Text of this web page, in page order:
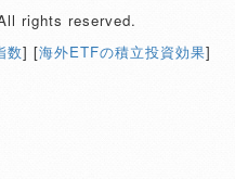
rights reserved.
数] [海外ETFの積立投資効果]